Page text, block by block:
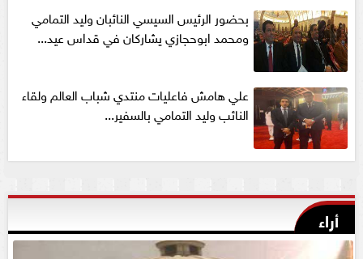
بحضور الرئيس السيسي النائبان وليد التمامي
ومحمد ابوحجازي يشاركان في قداس عيد...
علي هامش فاعليات منتدي شباب العالم ولقاء
النائب وليد التمامي بالسفير...
أراء